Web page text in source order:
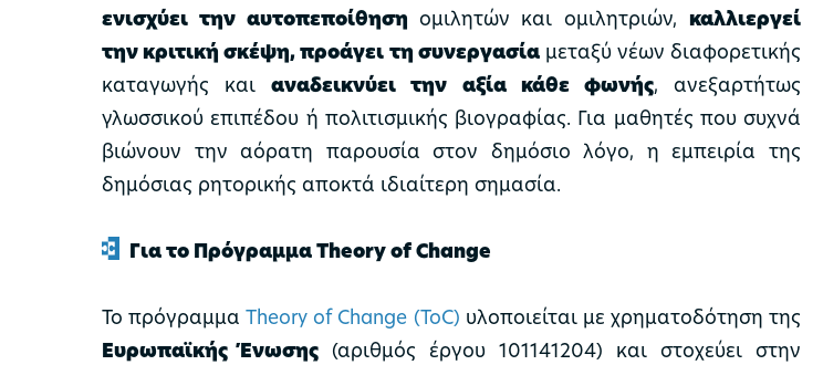
ενισχύει την αυτοπεποίθηση ομιλητών και ομιλητριών, καλλιεργεί
την κριτική σκέψη, προάγει τη συνεργασίαμεταξύ νέων διαφορετικής
καταγωγής καιαναδεικνύει την αξία κάθε φωνής, ανεξαρτήτως
γλωσσικού επιπέδου ή πολιτισμικής βιογραφίας. Για μαθητές που συχνά
βιώνουν την αόρατη παρουσία στον δημόσιο λόγο, η εμπειρία της
δημόσιας ρητορικής αποκτά ιδιαίτερη σημασία.
Για το Πρόγραμμα Theory of Change
Το πρόγραμμαTheory of Change (ToC) υλοποιείται με χρηματοδότηση της
Ευρωπαϊκής Ένωσης (αριθμός έργου 101141204) και στοχεύει στην